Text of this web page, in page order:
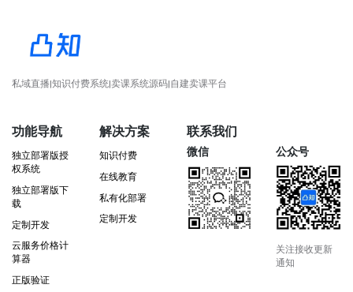
私域直播|知识付费系统|卖课系统源码|自建卖课平台
功能导航
独立部署版授
权系统
独立部署版下
载
定制开发
云服务价格计
算器
正版验证
解决方案
知识付费
在线教育
私有化部署
定制开发
联系我们
微信 公众号
关注接收更新
通知